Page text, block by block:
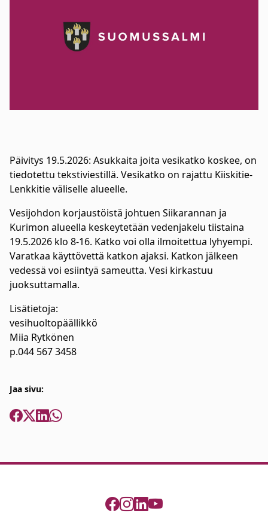
Päivitys 19.5.2026: Asukkaita joita vesikatko koskee, on
tiedotettu tekstiviestillä. Vesikatko on rajattu Kiiskitie-
Lenkkitie väliselle alueelle.
Vesijohdon korjaustöistä johtuen Siikarannan ja
Kurimon alueella keskeytetään vedenjakelu tiistaina
19.5.2026 klo 8-16. Katko voi olla ilmoitettua lyhyempi.
Varatkaa käyttövettä katkon ajaksi. Katkon jälkeen
vedessä voi esiintyä sameutta. Vesi kirkastuu
juoksuttamalla.
Lisätietoja:
vesihuoltopäällikkö
Miia Rytkönen
p.044 567 3458
Jaa sivu: